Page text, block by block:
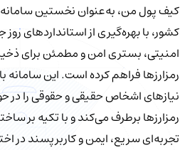
کیف‌ پول من، به‌عنوان نخستین سامانه
کشور، با بهره‌گیری از استانداردهای
امنیتی، بستری امن و مطمئن برای
رمزارزها فراهم کرده است. این سامانه
نیازهای اشخاص حقیقی و حقوقی را در
رمزارزها برطرف می‌کند و با تکیه بر
تجربه‌ای سریع، ایمن و کاربرپسند در